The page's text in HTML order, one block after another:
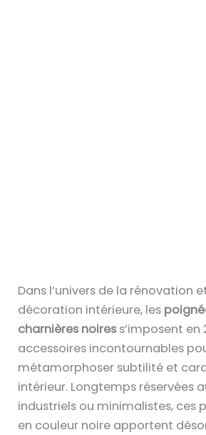
Dans l’univers de la rénovation
décoration intérieure, les
charnières noires s’imposent
accessoires incontournables
métamorphoser subtilité et
intérieur. Longtemps réservées
industriels ou minimalistes, ces
en couleur noire apportent